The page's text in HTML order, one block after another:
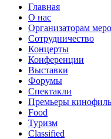
Skip
content
Главная
О нас
Организаторам
Сотрудничество
Концерты
Конференции
Выставки
Форумы
Спектакли
Премьеры
Food
Туризм
Сlassified